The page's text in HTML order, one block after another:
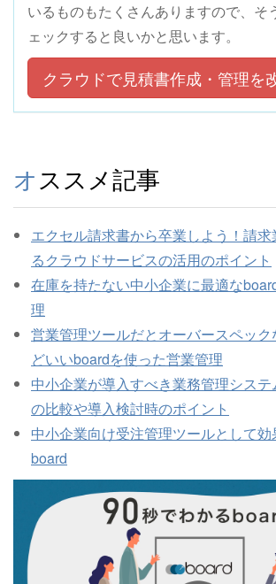
いるものもたくさんありますので、そ
ェックすると良いかと思います。
クラウドで見積書作成・管理を
オススメ記事
エクセル請求書から卒業しよう！請
るクラウドサービスの活用のポイント
在庫を持たない中小企業に最適な
理
営業管理ツールだとオーバースペック
どいいboardを使った営業管理
中小企業が導入すべき業務管理シス
の比較や導入検討時のポイント
中小企業向け受注管理ツールとして効
board